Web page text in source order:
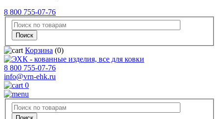
8 800 755-07-76
Корзина (0)
8 800 755-07-76
info@vrn-ehk.ru
0